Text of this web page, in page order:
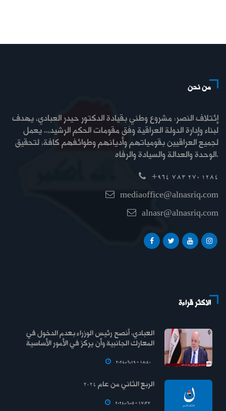
من نحن
إئتلاف النصر: مشروع وطني بقيادة الدكتور حيدر العبادي، يهدف
لبناء وإدارة الدولة العراقية وفق مقومات الحكم الرشيد،.. يعمل
لجميع العراقيين بقومياتهم وأديانهم وطوائفهم كافة، لتحقيق
الوحدة والعدالة والسيادة والرفاه.
+964 783 270 1284
mediaoffice@alnasriq.com
alnasr@alnasriq.com
الاكثر قراءة
العبادي: أنصح رئيس الوزراء بعدم الدخول في
المعارك الجانبية وأن يركز في الأمور الأساسية
2024.06.19 - 18:40
الربع الثاني من عام 2024
2024.06.05 - 17:37